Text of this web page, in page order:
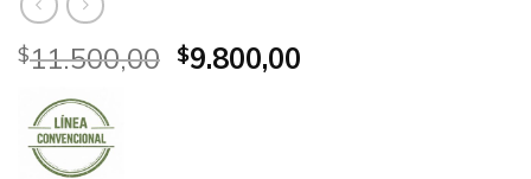
$11.500,00 $9.800,00